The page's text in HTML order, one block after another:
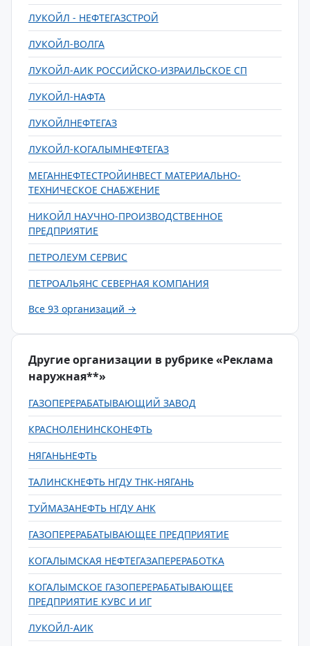
ЛУКОЙЛ - НЕФТЕГАЗСТРОЙ
ЛУКОЙЛ-ВОЛГА
ЛУКОЙЛ-АИК РОССИЙСКО-ИЗРАИЛЬСКОЕ СП
ЛУКОЙЛ-НАФТА
ЛУКОЙЛНЕФТЕГАЗ
ЛУКОЙЛ-КОГАЛЫМНЕФТЕГАЗ
МЕГАННЕФТЕСТРОЙИНВЕСТ МАТЕРИАЛЬНО-
ТЕХНИЧЕСКОЕ СНАБЖЕНИЕ
НИКОЙЛ НАУЧНО-ПРОИЗВОДСТВЕННОЕ
ПРЕДПРИЯТИЕ
ПЕТРОЛЕУМ СЕРВИС
ПЕТРОАЛЬЯНС СЕВЕРНАЯ КОМПАНИЯ
Все 93 организаций →
Другие организации в рубрике «Реклама
наружная**»
ГАЗОПЕРЕРАБАТЫВАЮЩИЙ ЗАВОД
КРАСНОЛЕНИНСКОНЕФТЬ
НЯГАНЬНЕФТЬ
ТАЛИНСКНЕФТЬ НГДУ ТНК-НЯГАНЬ
ТУЙМАЗАНЕФТЬ НГДУ АНК
ГАЗОПЕРЕРАБАТЫВАЮЩЕЕ ПРЕДПРИЯТИЕ
КОГАЛЫМСКАЯ НЕФТЕГАЗАПЕРЕРАБОТКА
КОГАЛЫМСКОЕ ГАЗОПЕРЕРАБАТЫВАЮЩЕЕ
ПРЕДПРИЯТИЕ КУВС И ИГ
ЛУКОЙЛ-АИК